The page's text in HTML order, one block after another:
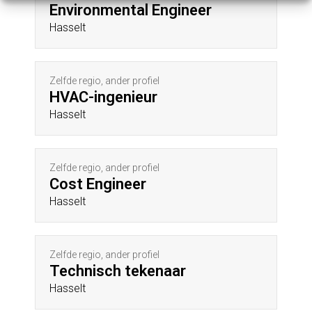
Environmental Engineer
Hasselt
Zelfde regio, ander profiel
HVAC-ingenieur
Hasselt
Zelfde regio, ander profiel
Cost Engineer
Hasselt
Zelfde regio, ander profiel
Technisch tekenaar
Hasselt